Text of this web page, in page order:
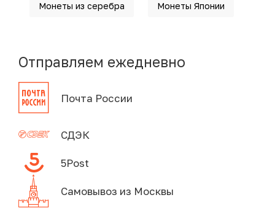
Монеты из серебра Монеты Японии
Отправляем ежедневно
Почта России
СДЭК
5Post
Самовывоз из Москвы